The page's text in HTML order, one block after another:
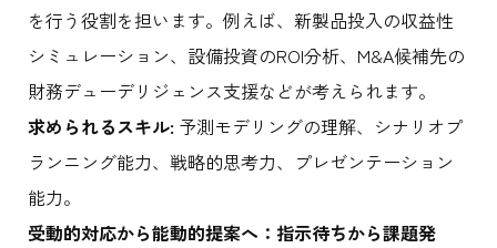
を行う役割を担います。例えば、新製品投入の収益性
シミュレーション、設備投資のROI分析、M&A候補先の
財務デューデリジェンス支援などが考えられます。
求められるスキル: 予測モデリングの理解、シナリオプ
ランニング能力、戦略的思考力、プレゼンテーション
能力。
受動的対応から能動的提案へ：指示待ちから課題発